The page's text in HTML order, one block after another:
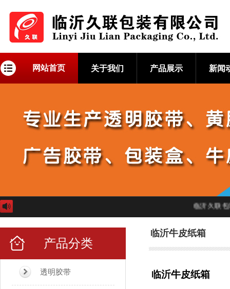
网站首页 关于我们 产品展示 新闻
临沂久联包
产品分类
透明胶带
临沂牛皮纸箱
临沂牛皮纸箱